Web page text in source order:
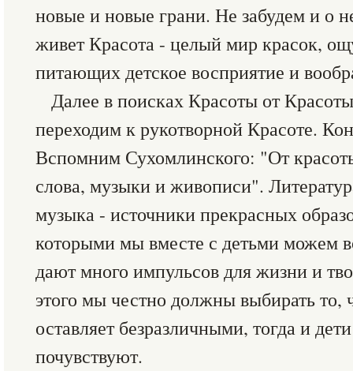
новые и новые грани. Не забудем и о
живет Красота - целый мир красок,
питающих детское восприятие и
Далее в поисках Красоты от
переходим к рукотворной Красоте.
Вспомним Сухомлинского: "От
слова, музыки и живописи".
музыка - источники прекрасных
которыми мы вместе с детьми можем
дают много импульсов для жизни и
этого мы честно должны выбирать то,
оставляет безразличными, тогда и
почувствуют.